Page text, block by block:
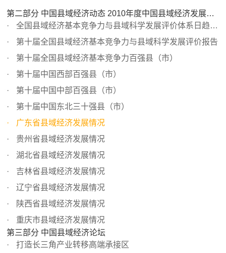
第二部分 中国县域经济动态 2010年度中国县域经济发展情况（部分省市区）
全国县域经济基本竞争力与县域科学发展评价体系日趋完善
第十届全国县域经济基本竞争力与县域科学发展评价报告
第十届全国县域经济基本竞争力百强县（市）
第十届中国西部百强县（市）
第十届中国中部百强县（市）
第十届中国东北三十强县（市）
广东省县域经济发展情况
贵州省县域经济发展情况
湖北省县域经济发展情况
吉林省县域经济发展情况
辽宁省县域经济发展情况
陕西省县域经济发展情况
重庆市县域经济发展情况
第三部分 中国县域经济论坛
打造长三角产业转移高端承接区